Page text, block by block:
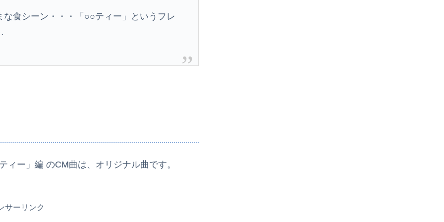
食シーン・・・「○○ティー」というフレ
ー」編 のCM曲は、オリジナル曲です。
サーリンク